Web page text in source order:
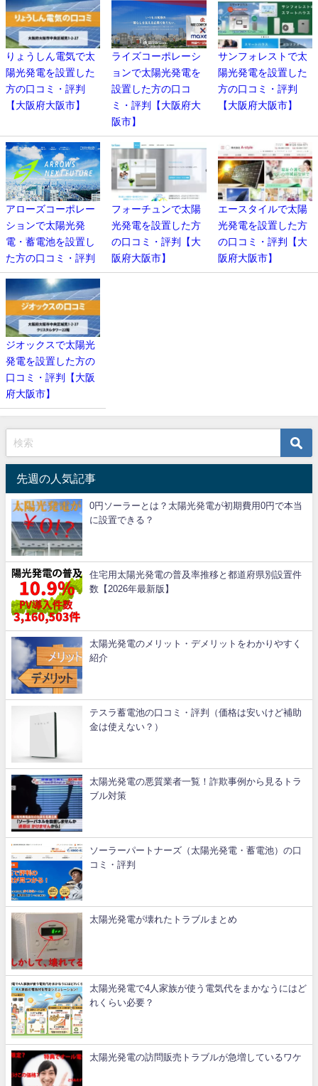
りょうしん電気で太
陽光発電を設置した
方の口コミ・評判
【大阪府大阪市】
ライズコーポレーシ
ョンで太陽光発電を
設置した方の口コ
ミ・評判【大阪府大
阪市】
サンフォレストで太
陽光発電を設置した
方の口コミ・評判
【大阪府大阪市】
アローズコーポレー
ションで太陽光発
電・蓄電池を設置し
た方の口コミ・評判
フォーチュンで太陽
光発電を設置した方
の口コミ・評判【大
阪府大阪市】
エースタイルで太陽
光発電を設置した方
の口コミ・評判【大
阪府大阪市】
ジオックスで太陽光
発電を設置した方の
口コミ・評判【大阪
府大阪市】
先週の人気記事
0円ソーラーとは？太陽光発電が初期費用0円で本当
に設置できる？
住宅用太陽光発電の普及率推移と都道府県別設置件
数【2026年最新版】
太陽光発電のメリット・デメリットをわかりやすく
紹介
テスラ蓄電池の口コミ・評判（価格は安いけど補助
金は使えない？）
太陽光発電の悪質業者一覧！詐欺事例から見るトラ
ブル対策
ソーラーパートナーズ（太陽光発電・蓄電池）の口
コミ・評判
太陽光発電が壊れたトラブルまとめ
太陽光発電で4人家族が使う電気代をまかなうにはど
れくらい必要？
太陽光発電の訪問販売トラブルが急増しているワケ